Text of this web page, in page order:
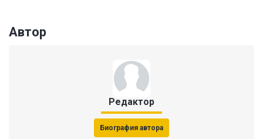
Автор
Редактор
Биография автора